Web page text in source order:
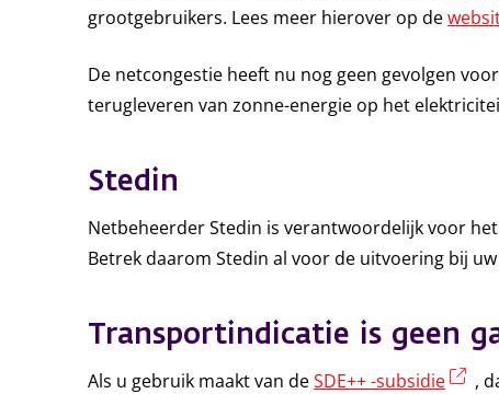
grootgebruikers. Lees meer hierover op de
De netcongestie heeft nu nog geen gevolgen
terugleveren van zonne-energie op het
Stedin
Netbeheerder Stedin is verantwoordelijk voor
Betrek daarom Stedin al voor de uitvoering bij
Transportindicatie is geen
Als u gebruik maakt van deSDE++ -subsidie
,